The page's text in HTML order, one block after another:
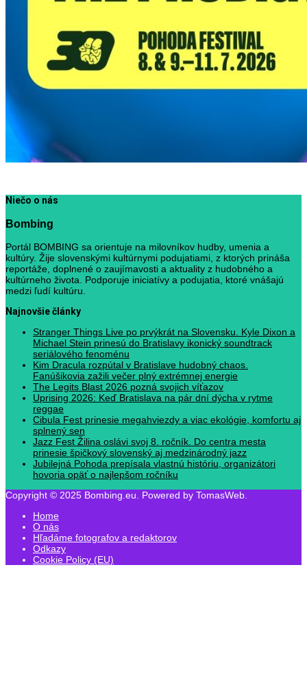
Niečo o nás
Bombing
Portál BOMBING sa orientuje na milovníkov hudby, umenia a
kultúry. Žije slovenskými kultúrnymi podujatiami, z ktorých prináša
reportáže, doplnené o zaujímavosti a aktuality z hudobného a
kultúrneho života. Podporuje iniciatívy a podujatia, ktoré vnášajú
medzi ľudí kultúru.
Najnovšie články
Stranger Things Live po prvýkrát na Slovensku. Kyle Dixon a
Michael Stein prinesú do Bratislavy ikonický soundtrack
seriálového fenoménu
Kim Dracula rozpútal v Bratislave hudobný chaos.
Fanúšikovia zažili večer plný extrémnej energie
The Legits Blast 2026 pozná svojich víťazov
Uprising 2026: Keď Bratislava na pár dní dýcha v rytme
reggae
Cibula Fest prinesie megahviezdy a viac ekológie, komfortu aj
splnený sen
Jazz Fest Žilina oslávi svoj 8. ročník. Do centra mesta
prinesie špičkový slovenský aj medzinárodný jazz
Jubilejná Pohoda prepísala vlastnú históriu, organizátori
hovoria opäť o najlepšom ročníku
Copyright © 2025 Bombing.eu. Powered by TomasWeb.
Home
O nás
Hľadáme fotografov a redaktorov
Odkazy
Cookie Policy (EU)